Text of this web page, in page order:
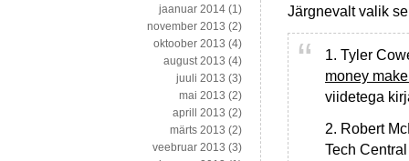
Järgnevalt valik
1. Tyler
money
viidetega
2. Robert
Tech
jaanuar 2014 (1)
november 2013 (2)
oktoober 2013 (4)
august 2013 (4)
juuli 2013 (3)
mai 2013 (2)
aprill 2013 (2)
märts 2013 (2)
veebruar 2013 (3)